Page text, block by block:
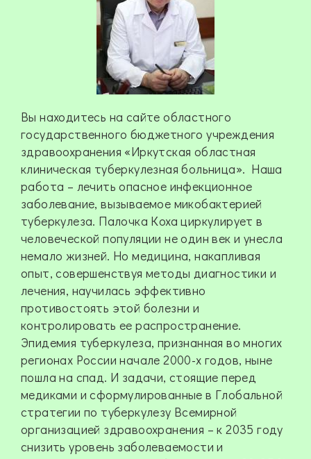
Вы находитесь на сайте областного
государственного бюджетного учреждения
здравоохранения «Иркутская областная
клиническая туберкулезная больница». Наша
работа – лечить опасное инфекционное
заболевание, вызываемое микобактерией
туберкулеза. Палочка Коха циркулирует в
человеческой популяции не один век и унесла
немало жизней. Но медицина, накапливая
опыт, совершенствуя методы диагностики и
лечения, научилась эффективно
противостоять этой болезни и
контролировать ее распространение.
Эпидемия туберкулеза, признанная во многих
регионах России начале 2000-х годов, ныне
пошла на спад. И задачи, стоящие перед
медиками и сформулированные в Глобальной
стратегии по туберкулезу Всемирной
организацией здравоохранения – к 2035 году
снизить уровень заболеваемости и